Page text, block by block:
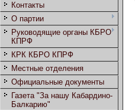
Контакты
О партии
Руководящие органы КБРО
КПРФ
КРК КБРО КПРФ
Местные отделения
Официальные документы
Газета "За нашу Кабардино-
Балкарию"